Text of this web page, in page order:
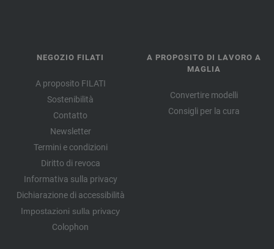
NEGOZIO FILATI
A proposito FILATI
Sostenibilità
Contatto
Newsletter
Termini e condizioni
Diritto di revoca
Informativa sulla privacy
Dichiarazione di accessibilità
Impostazioni sulla privacy
Colophon
A PROPOSITO DI LAVORO A
MAGLIA
Convertire modelli
Consigli per la cura